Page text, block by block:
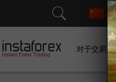
对于交易者